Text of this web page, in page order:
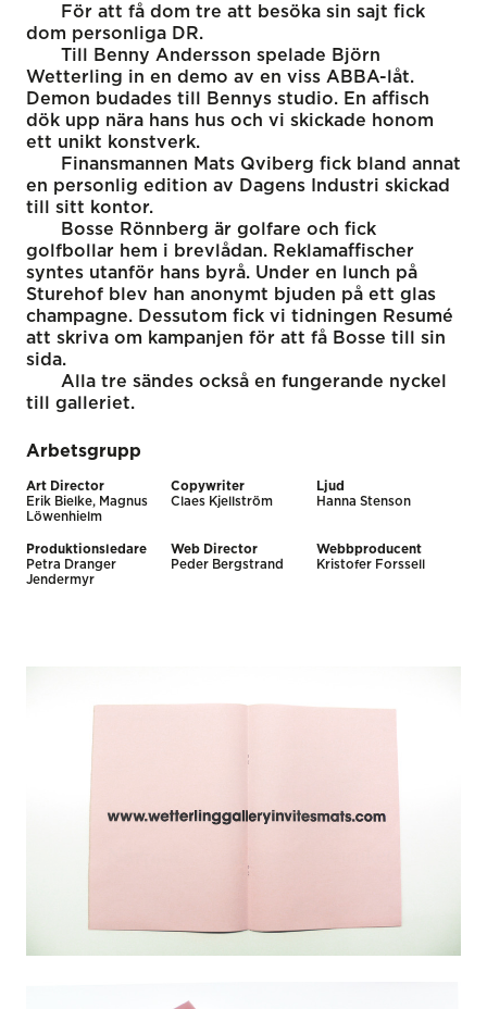
För att få dom tre att besöka sin sajt fick
dom personliga DR.
Till Benny Andersson spelade Björn
Wetterling in en demo av en viss ABBA-låt.
Demon budades till Bennys studio. En affisch
dök upp nära hans hus och vi skickade honom
ett unikt konstverk.
Finansmannen Mats Qviberg fick bland annat
en personlig edition av Dagens Industri skickad
till sitt kontor.
Bosse Rönnberg är golfare och fick
golfbollar hem i brevlådan. Reklamaffischer
syntes utanför hans byrå. Under en lunch på
Sturehof blev han anonymt bjuden på ett glas
champagne. Dessutom fick vi tidningen Resumé
att skriva om kampanjen för att få Bosse till sin
sida.
Alla tre sändes också en fungerande nyckel
till galleriet.
Arbetsgrupp
Art Director
Erik Bielke, Magnus
Löwenhielm
Copywriter
Claes Kjellström
Ljud
Hanna Stenson
Produktionsledare
Petra Dranger
Jendermyr
Web Director
Peder Bergstrand
Webbproducent
Kristofer Forssell